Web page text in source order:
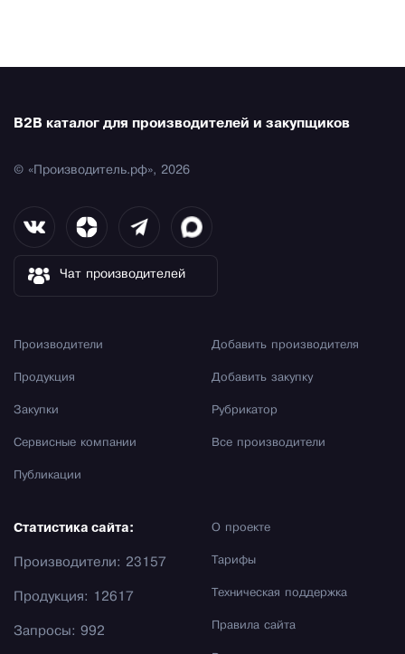
B2B каталог для производителей и закупщиков
© «Производитель.рф», 2026
Чат производителей
Производители
Продукция
Закупки
Сервисные компании
Публикации
Добавить производителя
Добавить закупку
Рубрикатор
Все производители
О проекте
Тарифы
Техническая поддержка
Правила сайта
Статистика сайта:
Производители: 23157
Продукция: 12617
Запросы: 992